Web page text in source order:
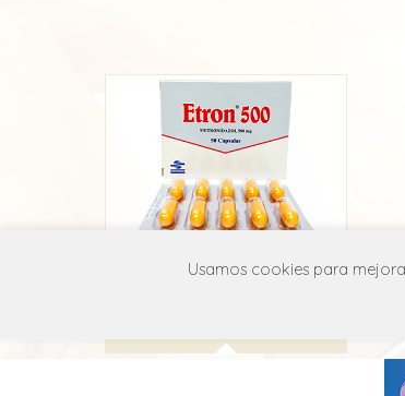
Etron
Usamos cookies para